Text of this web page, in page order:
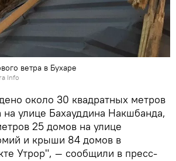
ветра в Бухаре
Info
около 30 квадратных метров
на улице Бахауддина Накшбанда,
25 домов на улице
и крыши 84 домов в
Утрор", — сообщили в пресс-